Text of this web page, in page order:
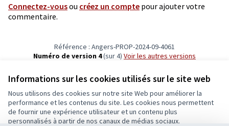
Informations sur les cookies utilisés sur le site web
Nous utilisons des cookies sur notre site Web pour améliorer la
performance et les contenus du site. Les cookies nous permettent
de fournir une expérience utilisateur et un contenu plus
personnalisés à partir de nos canaux de médias sociaux.
Connectez-vousou créez un compte pour ajouter votre
commentaire.
Référence : Angers-PROP-2024-09-4061
Numéro de version 4(sur 4)
voir les autres versions
Conditions d'utilisation
Paramètres des cookies
Ecrivons Angers sur X
Ecrivons Angers sur Facebook